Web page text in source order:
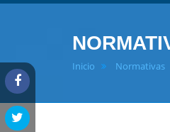
Inicio Normativas